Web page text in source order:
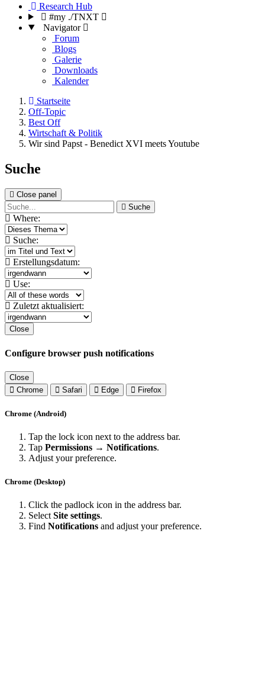
Research Hub
#my ./TNXT
Navigator
Forum
Blogs
Galerie
Downloads
Kalender
Startseite
Off-Topic
Best Off
Wirtschaft & Politik
Wir sind Papst - Benedict XVI meets Youtube
Suche
Close panel
Suche
Where:
Suche:
Erstellungsdatum:
Use:
Zuletzt aktualisiert:
Close
Configure browser push notifications
Close
Chrome
Safari Edge Firefox
Chrome (Android)
Tap the lock icon next to the address bar.
Tap Permissions → Notifications.
Adjust your preference.
Chrome (Desktop)
Click the padlock icon in the address bar.
Select Site settings.
Find Notifications and adjust your preference.